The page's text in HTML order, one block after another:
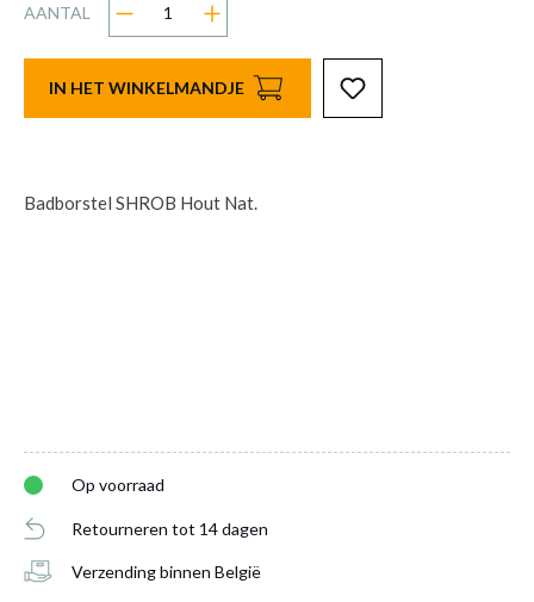
AANTAL
IN HET WINKELMANDJE
Badborstel SHROB Hout Nat.
Op voorraad
Retourneren tot 14 dagen
Verzending binnen België